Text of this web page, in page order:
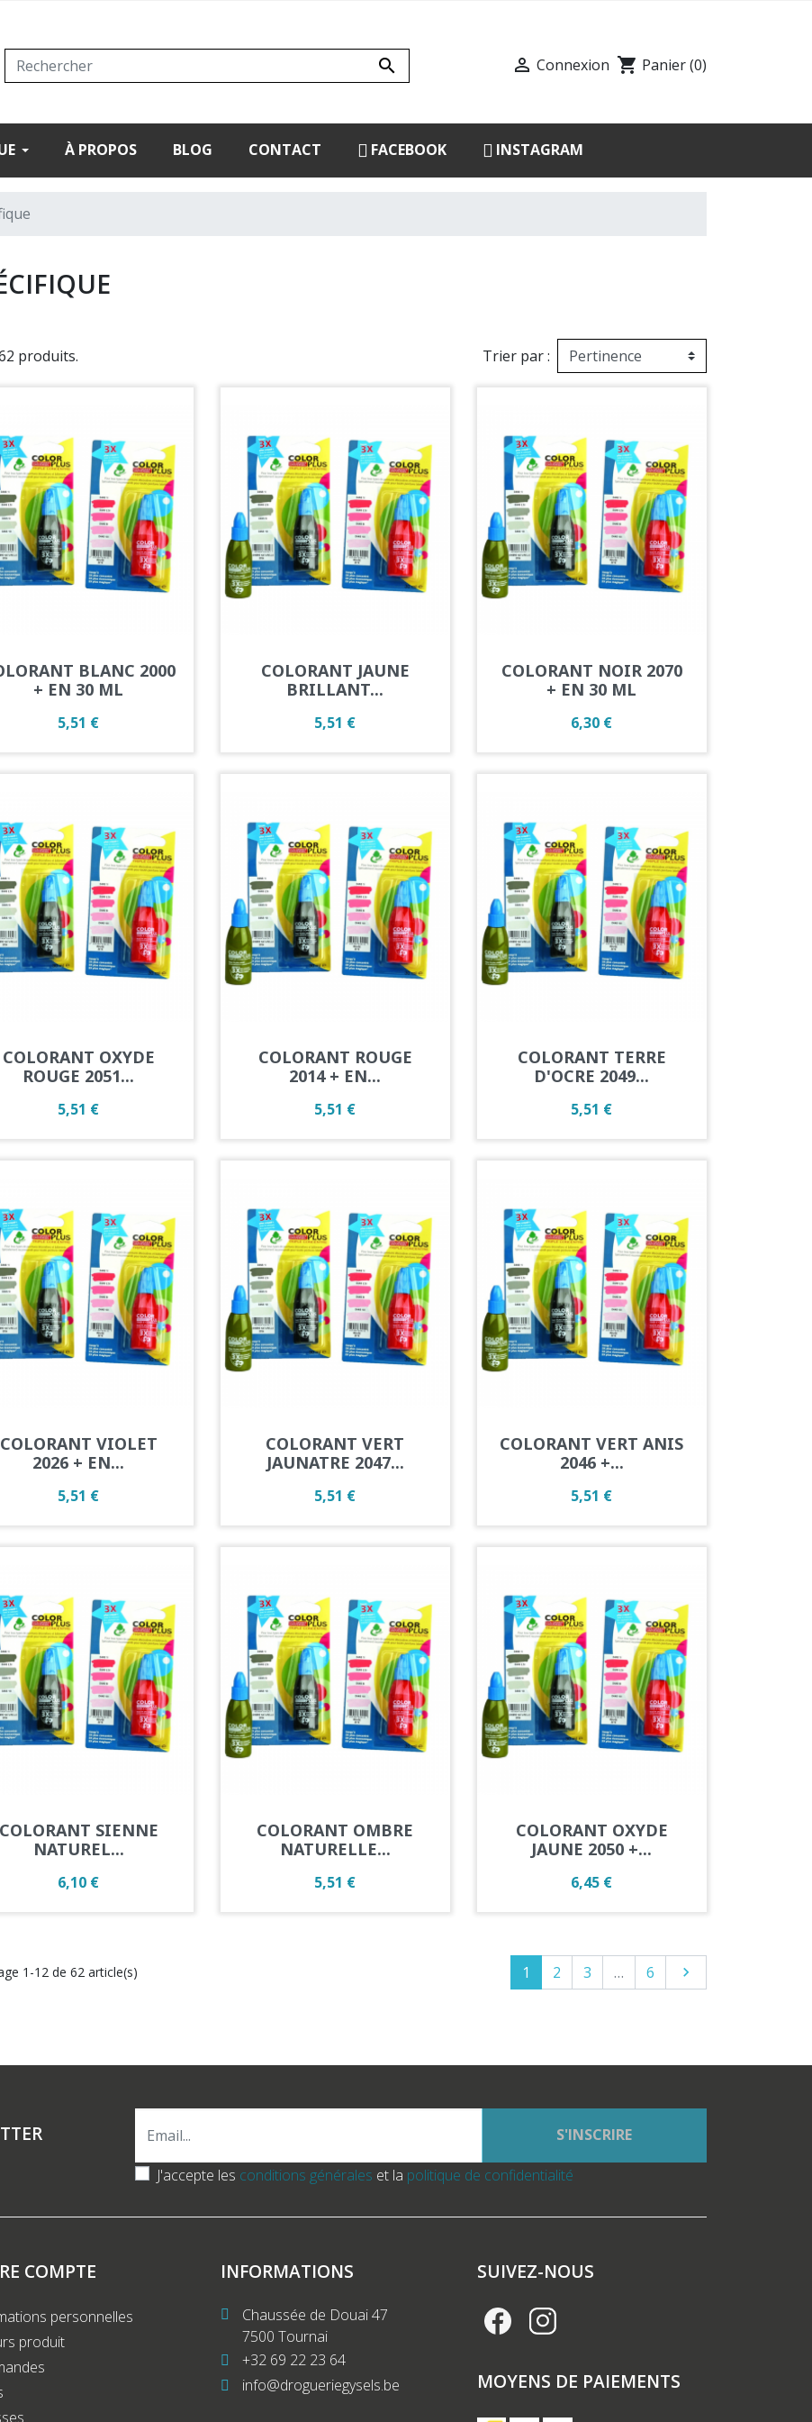
  Connexion shopping_cart Panier(0)
À PROPOS BLOG CONTACT FACEBOOK INSTAGRAM
produits. Trier par :
BLANC 2000
+ EN 30 ML
Prix
5,51 €
COLORANT JAUNE
BRILLANT...
Prix
5,51 €
COLORANT NOIR 2070
+ EN 30 ML
Prix
6,30 €
COLORANT OXYDE
ROUGE 2051...
Prix
5,51 €
COLORANT ROUGE
2014 + EN...
Prix
5,51 €
COLORANT TERRE
D'OCRE 2049...
Prix
5,51 €
COLORANT VIOLET
2026 + EN...
Prix
5,51 €
COLORANT VERT
JAUNATRE 2047...
Prix
5,51 €
COLORANT VERT ANIS
2046 +...
Prix
5,51 €
COLORANT SIENNE
NATUREL...
Prix
6,10 €
COLORANT OMBRE
NATURELLE...
Prix
5,51 €
COLORANT OXYDE
JAUNE 2050 +...
Prix
6,45 €
1-12 de 62 article(s) 1 2 3 … 6 Suivant

S'INSCRIRE
J'accepte les conditions générales et la politique de confidentialité
COMPTE
personnelles
produit
INFORMATIONS
Chaussée de Douai 47
7500 Tournai
+32 69 22 23 64
info@drogueriegysels.be
SUIVEZ-NOUS
MOYENS DE PAIEMENTS